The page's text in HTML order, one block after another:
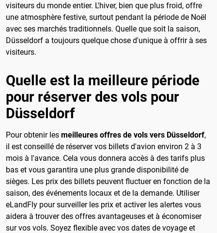
visiteurs du monde entier. L'hiver, bien que plus froid, offre
une atmosphère festive, surtout pendant la période de Noël
avec ses marchés traditionnels. Quelle que soit la saison,
Düsseldorf a toujours quelque chose d'unique à offrir à ses
visiteurs.
Quelle est la meilleure période
pour réserver des vols pour
Düsseldorf
Pour obtenir les meilleures offres de vols vers Düsseldorf,
il est conseillé de réserver vos billets d'avion environ 2 à 3
mois à l'avance. Cela vous donnera accès à des tarifs plus
bas et vous garantira une plus grande disponibilité de
sièges. Les prix des billets peuvent fluctuer en fonction de la
saison, des événements locaux et de la demande. Utiliser
eLandFly pour surveiller les prix et activer les alertes vous
aidera à trouver des offres avantageuses et à économiser
sur vos vols. Soyez flexible avec vos dates de voyage et